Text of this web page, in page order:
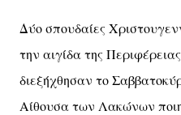
Δύο σπουδαίες
την αιγίδα της
διεξήχθησαν το
Αίθουσα των Λακώνων